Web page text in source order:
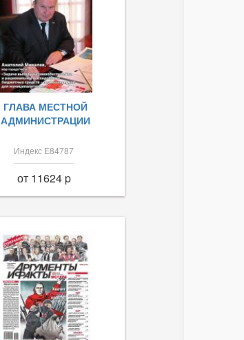
ГЛАВА МЕСТНОЙ
АДМИНИСТРАЦИИ
Индекс Е84787
от 11624 p